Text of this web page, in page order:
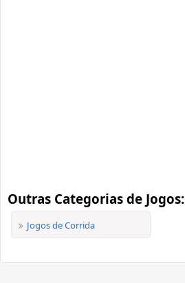
Outras Categorias de Jogos:
Jogos de Corrida